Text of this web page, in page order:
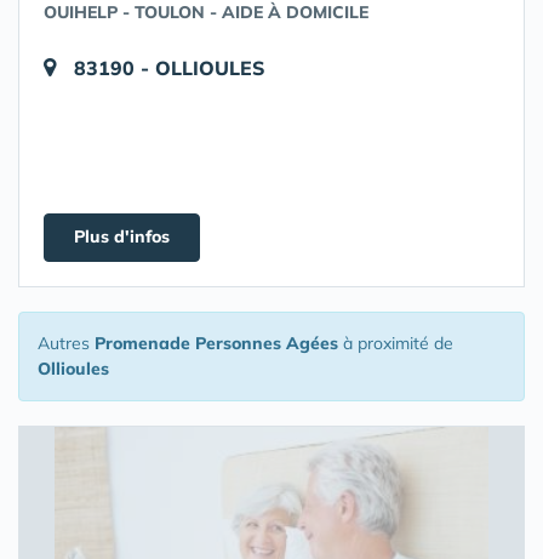
OUIHELP - TOULON - AIDE À DOMICILE
83190 - OLLIOULES
Plus d'infos
Autres Promenade Personnes Agées à proximité de
Ollioules